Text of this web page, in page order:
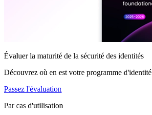
Évaluer la maturité de la sécurité des identités
Découvrez où en est votre programme d'identité
Passez l'évaluation
Par cas d'utilisation